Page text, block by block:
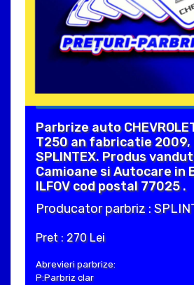
Parbrize auto
T250 an fabricatie 2009,
SPLINTEX. Produs
Camioane si Autocare in
ILFOV cod postal 77025 .
Producator parbriz :
Pret : 270 Lei
Abrevieri parbrize:
P:Parbriz clar